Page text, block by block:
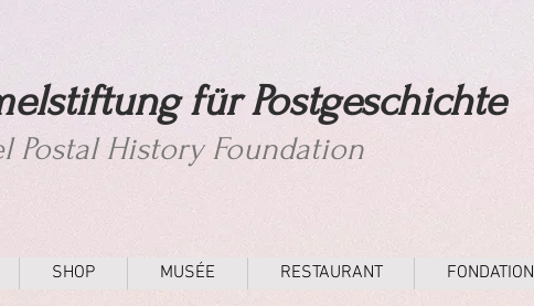
für Postgeschichte
Postal History Foundation
SHOP MUSÉE RESTAURANT FONDATION